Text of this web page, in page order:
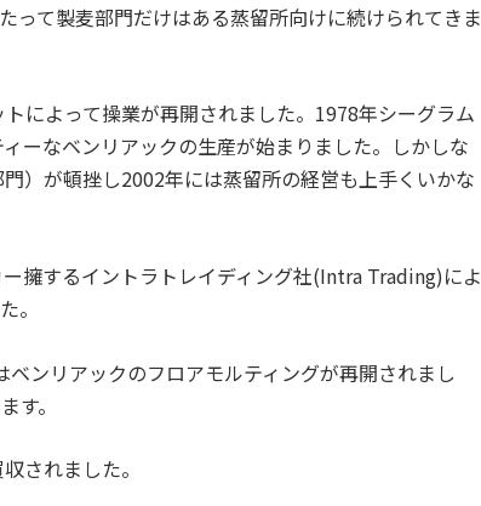
って製麦部門だけはある蒸留所向けに続けられてきま
によって操業が再開されました。 1978年シーグラム
ーなベンリアックの生産が始まりました。しかしな
）が頓挫し2002年には蒸留所の経営も上手くいかな
擁するイントラトレイディング社(Intra Trading)によ
。
ンリアックのフロアモルティングが再開されまし
す。
されました。